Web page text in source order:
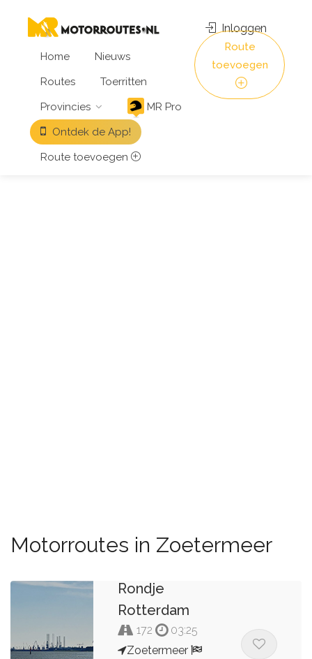
Home
Nieuws
Routes
Toerritten
Provincies
MR Pro
Ontdek de App!
Route toevoegen
Inloggen
Route
toevoegen
Motorroutes in Zoetermeer
Rondje
Rotterdam
172
03:25
Zoetermeer